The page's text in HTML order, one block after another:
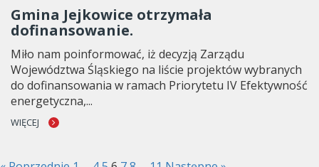
Gmina Jejkowice otrzymała
dofinansowanie.
Miło nam poinformować, iż decyzją Zarządu
Województwa Śląskiego na liście projektów wybranych
do dofinansowania w ramach Priorytetu IV Efektywność
energetyczna,...
WIĘCEJ